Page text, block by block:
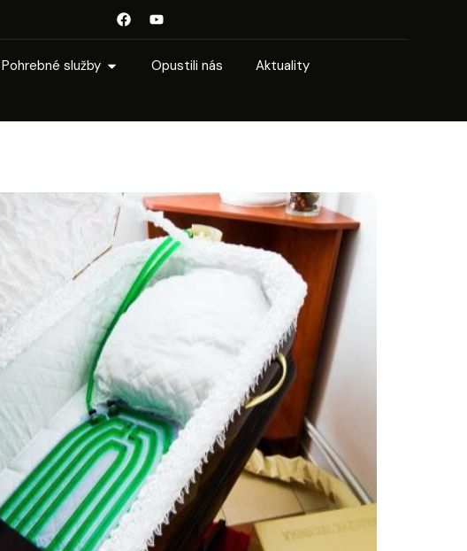
Pohrebné služby Opustili nás
Aktuality